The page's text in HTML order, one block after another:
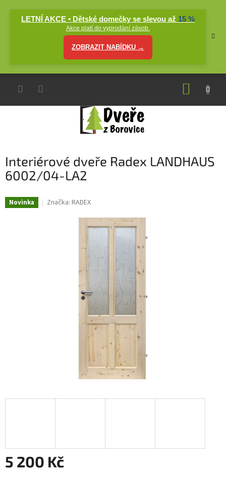
LETNÍ AKCE • Dětské domečky se slevou až 15 %
Akce platí do vyprodání zásob.
ZOBRAZIT NABÍDKU →
Interiérové dveře Radex LANDHAUS
6002/04-LA2
Novinka Značka: RADEX
5 200 Kč